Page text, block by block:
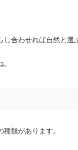
合わせれば自然と選
類があります。